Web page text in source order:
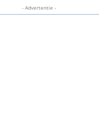
- Advertentie -